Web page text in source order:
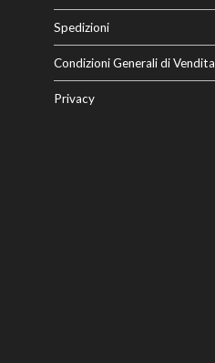
Spedizioni
Condizioni Generali di Vendita
Privacy